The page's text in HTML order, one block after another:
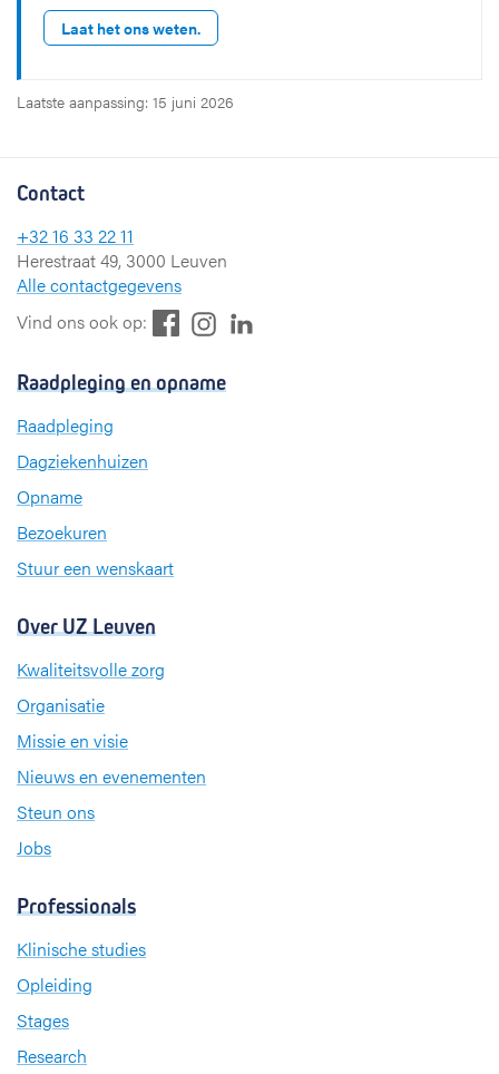
Laat het ons weten.
Laatste aanpassing: 15 juni 2026
Contact
+32 16 33 22 11
Herestraat 49, 3000 Leuven
Alle contactgegevens
Vind ons ook op:
e
t
Raadpleging en opname
Raadpleging
Dagziekenhuizen
Opname
Bezoekuren
Stuur een wenskaart
Over UZ Leuven
Kwaliteitsvolle zorg
Organisatie
Missie en visie
Nieuws en evenementen
Steun ons
Jobs
Professionals
Klinische studies
Opleiding
Stages
Research